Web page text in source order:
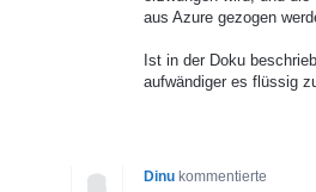
aus Azure gezogen
Ist in der Doku
aufwändiger es flüssig
Dinu kommentierte